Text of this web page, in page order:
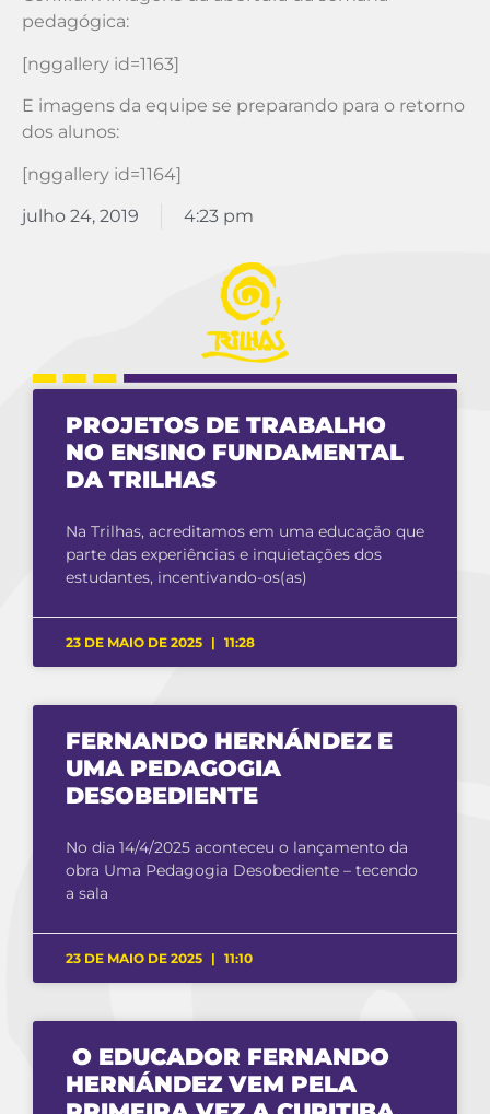
pedagógica:
[nggallery id=1163]
E imagens da equipe se preparando para o retorno
dos alunos:
[nggallery id=1164]
julho 24, 2019 4:23 pm
PROJETOS DE TRABALHO
NO ENSINO FUNDAMENTAL
DA TRILHAS
Na Trilhas, acreditamos em uma educação que
parte das experiências e inquietações dos
estudantes, incentivando-os(as)
23 DE MAIO DE 2025 11:28
FERNANDO HERNÁNDEZ E
UMA PEDAGOGIA
DESOBEDIENTE
No dia 14/4/2025 aconteceu o lançamento da
obra Uma Pedagogia Desobediente – tecendo
a sala
23 DE MAIO DE 2025 11:10
O EDUCADOR FERNANDO
HERNÁNDEZ VEM PELA